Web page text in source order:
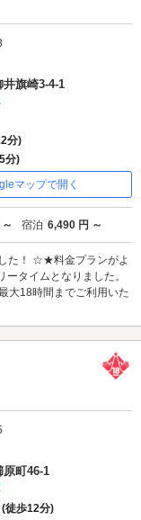
のうち3.5
旗崎3-4-1
分)
分)
マップで開く
宿泊 6,490 円 ～
た！ ☆★料金プランがよ
タイムとなりました。
大18時間までご利用いた
のうち3.5
原町46-1
徒歩12分)